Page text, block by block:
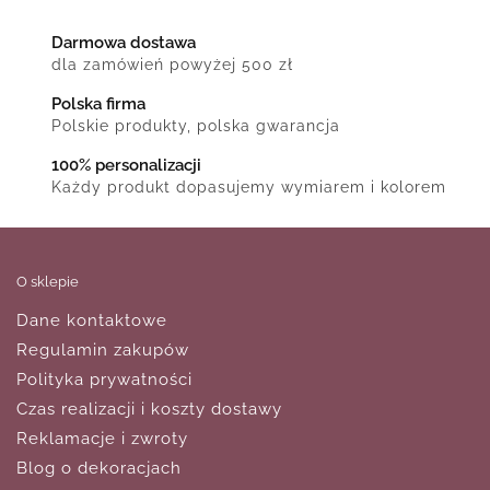
Darmowa dostawa
dla zamówień powyżej 500 zł
Polska firma
Polskie produkty, polska gwarancja
100% personalizacji
Każdy produkt dopasujemy wymiarem i kolorem
O sklepie
Dane kontaktowe
Regulamin zakupów
Polityka prywatności
Czas realizacji i koszty dostawy
Reklamacje i zwroty
Blog o dekoracjach